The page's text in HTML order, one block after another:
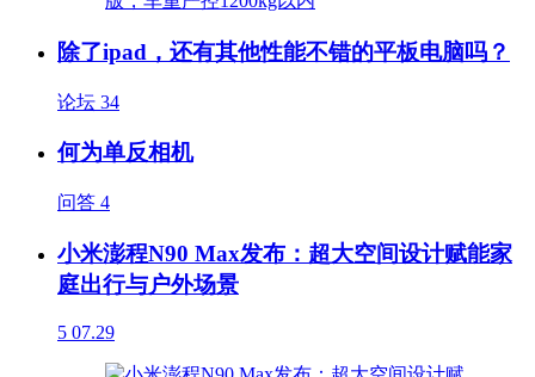
除了ipad，还有其他性能不错的平板电脑吗？
论坛 34
何为单反相机
问答 4
小米澎程N90 Max发布：超大空间设计赋能家
庭出行与户外场景
5 07.29